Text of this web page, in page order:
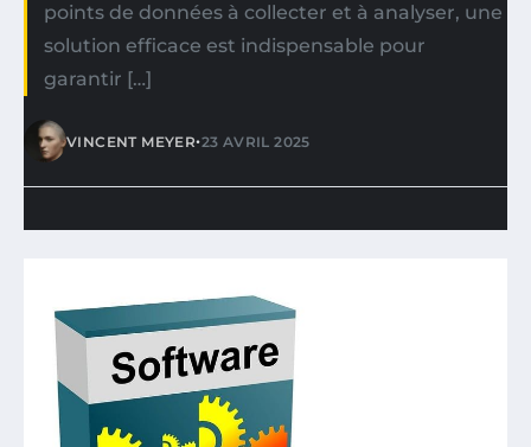
points de données à collecter et à analyser, une
solution efficace est indispensable pour
garantir […]
VINCENT MEYER•23 AVRIL 2025